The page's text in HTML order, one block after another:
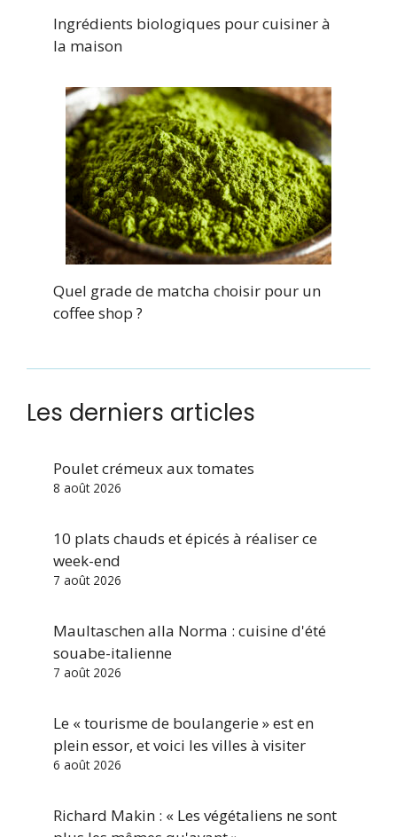
Ingrédients biologiques pour cuisiner à
la maison
Quel grade de matcha choisir pour un
coffee shop ?
Les derniers articles
Poulet crémeux aux tomates
8 août 2026
10 plats chauds et épicés à réaliser ce
week-end
7 août 2026
Maultaschen alla Norma : cuisine d'été
souabe-italienne
7 août 2026
Le « tourisme de boulangerie » est en
plein essor, et voici les villes à visiter
6 août 2026
Richard Makin : « Les végétaliens ne sont